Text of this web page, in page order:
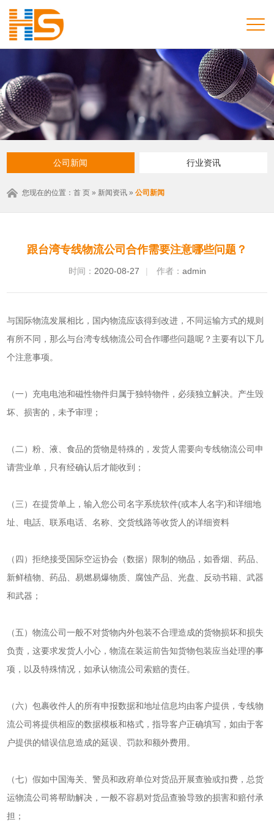
公司新闻 行业资讯
您现在的位置：首 页 » 新闻资讯 »公司新闻
跟台湾专线物流公司合作需要注意哪些问题？
时间： 2020-08-27 | 作者： admin
与国际物流发展相比，国内物流应该得到改进，不同运输方式的规则
有所不同，那么与台湾专线物流公司合作哪些问题呢？主要有以下几
个注意事项。
（一）充电电池和磁性物件归属于独特物件，必须独立解决。产生毁
坏、损害的，未予审理；
（二）粉、液、食品的货物是特殊的，发货人需要向专线物流公司申
请营业单，只有经确认后才能收到；
（三）在提货单上，输入您公司名字系统软件(或本人名字)和详细地
址、电話、联系电话、名称、交货线路等收货人的详细资料
（四）拒绝接受国际空运协会（数据）限制的物品，如香烟、药品、
新鲜植物、药品、易燃易爆物质、腐蚀产品、光盘、反动书籍、武器
和武器；
（五）物流公司一般不对货物内外包装不合理造成的货物损坏和损失
负责，这要求发货人小心，物流在装运前告知货物包装应当处理的事
项，以及特殊情况，如承认物流公司索赔的责任。
（六）包裹收件人的所有申报数据和地址信息均由客户提供，专线物
流公司将提供相应的数据模板和格式，指导客户正确填写，如由于客
户提供的错误信息造成的延误、罚款和额外费用。
（七）假如中国海关、警员和政府单位对货品开展查验或扣费，总货
运物流公司将帮助解决，一般不容易对货品查验导致的损害和赔付承
担；